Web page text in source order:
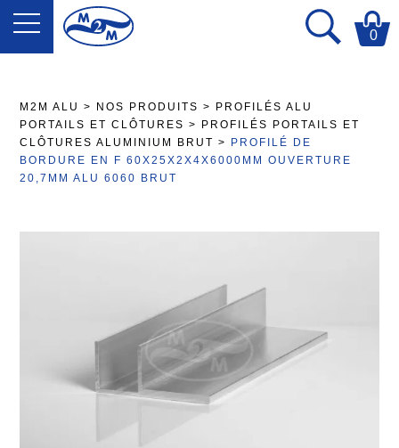
0
M2M ALU > NOS PRODUITS >
PROFILÉS ALU
PORTAILS ET CLÔTURES>
PROFILÉS PORTAILS ET
CLÔTURES ALUMINIUM BRUT >
PROFILÉ DE
BORDURE EN F 60X25X2X4X6000MM OUVERTURE
20,7MM ALU 6060 BRUT